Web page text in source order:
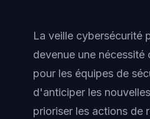
La veille cybersécurité
devenue une nécessité
pour les équipes de
d'anticiper les
prioriser les actions de